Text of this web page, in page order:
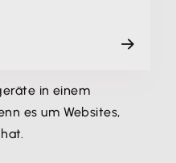
in einem
es um Websites,